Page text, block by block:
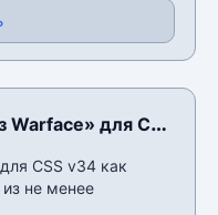
для CSS
CSS v34 как
из не менее